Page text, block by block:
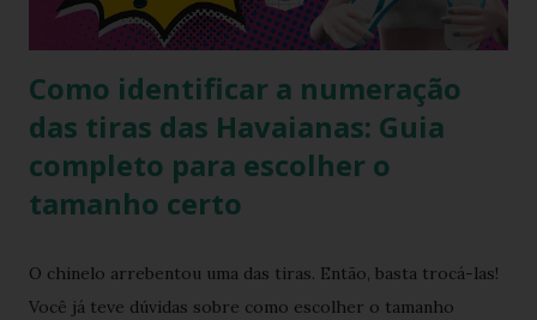
clássico que deu início ao império da marca com uma ...
Como identificar a numeração
das tiras das Havaianas: Guia
completo para escolher o
tamanho certo
O chinelo arrebentou uma das tiras. Então, basta trocá-las!
Você já teve dúvidas sobre como escolher o tamanho